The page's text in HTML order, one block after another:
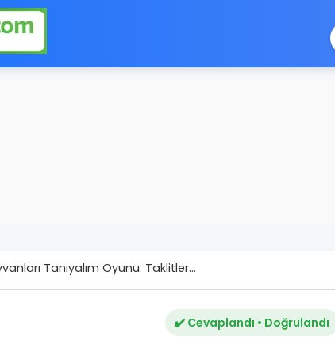
Tanıyalım Oyunu: Taklitler...
✔️ Cevaplandı • Doğrulandı